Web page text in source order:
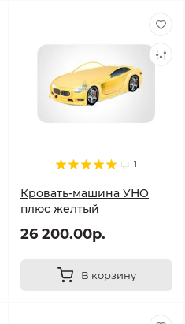
1
Кровать-машина УНО
плюс желтый
26 200.00р.
В корзину